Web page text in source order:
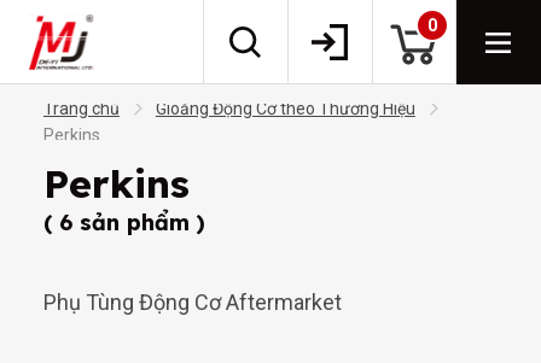
0
Trang chủ
Gioăng Động Cơ theo Thương Hiệu
Perkins
Perkins
( 6 sản phẩm )
Phụ Tùng Động Cơ Aftermarket